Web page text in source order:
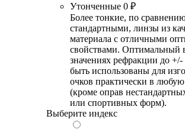
Утонченные 0 ₽
Более тонкие, по
стандартными, линзы из
материала с отличными
свойствами. Оптимальный
значениях рефракции до
быть использованы для
очков практически в
(кроме оправ
или спортивных форм).
Выберите индекс